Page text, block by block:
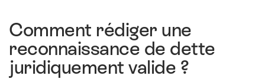
Comment rédiger une
reconnaissance de dette
juridiquement valide ?